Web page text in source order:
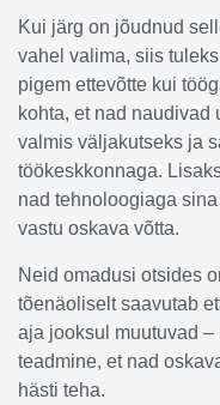
Kui järg on jõudnud
vahel valima, siis
pigem ettevõtte kui
kohta, et nad naudivad
valmis väljakutseks ja
töökeskkonnaga.
nad tehnoloogiaga
vastu oskava võtta.
Neid omadusi otsides
tõenäoliselt saavutab
aja jooksul muutuvad
teadmine, et nad
hästi teha.